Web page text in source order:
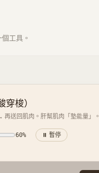
工具。
梭）
送回肌肉。肝幫肌肉「墊能量」。
60% ⏸ 暫停